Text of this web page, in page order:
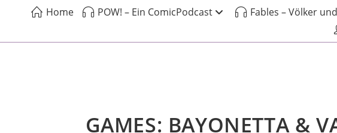
Home POW! – Ein ComicPodcast Fables – Völker
GAMES: BAYONETTA &